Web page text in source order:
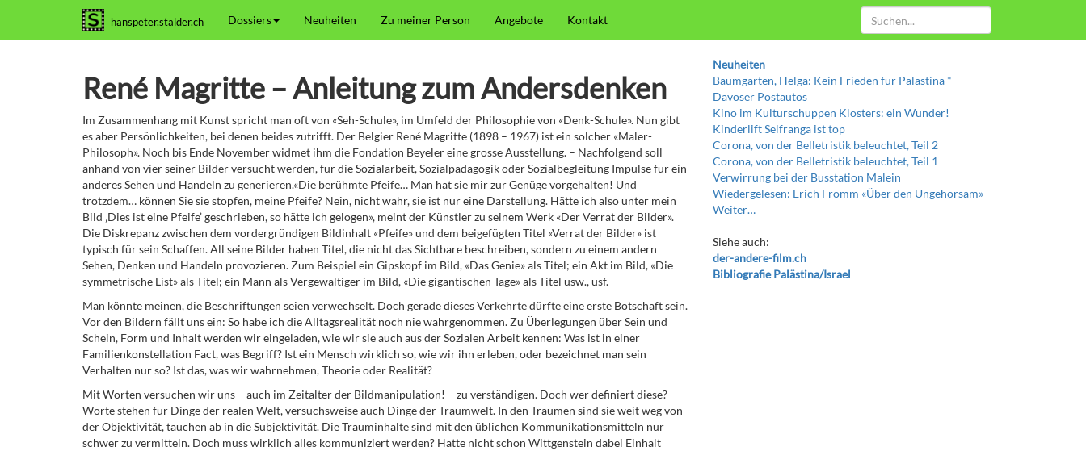
hanspeter.stalder.ch Dossiers Neuheiten Zu meiner Person Angebote Kontakt
René Magritte – Anleitung zum Andersdenken
Im Zusammenhang mit Kunst spricht man oft von «Seh-Schule», im Umfeld der Philosophie von «Denk-Schule». Nun gibt
es aber Persönlichkeiten, bei denen beides zutrifft. Der Belgier René Magritte (1898 – 1967) ist ein solcher «Maler-
Philosoph». Noch bis Ende November widmet ihm die Fondation Beyeler eine grosse Ausstellung. – Nachfolgend soll
anhand von vier seiner Bilder versucht werden, für die Sozialarbeit, Sozialpädagogik oder Sozialbegleitung Impulse für ein
anderes Sehen und Handeln zu generieren.«Die berühmte Pfeife… Man hat sie mir zur Genüge vorgehalten! Und
trotzdem… können Sie sie stopfen, meine Pfeife? Nein, nicht wahr, sie ist nur eine Darstellung. Hätte ich also unter mein
Bild ‚Dies ist eine Pfeife’ geschrieben, so hätte ich gelogen», meint der Künstler zu seinem Werk «Der Verrat der Bilder».
Die Diskrepanz zwischen dem vordergründigen Bildinhalt «Pfeife» und dem beigefügten Titel «Verrat der Bilder» ist
typisch für sein Schaffen. All seine Bilder haben Titel, die nicht das Sichtbare beschreiben, sondern zu einem andern
Sehen, Denken und Handeln provozieren. Zum Beispiel ein Gipskopf im Bild, «Das Genie» als Titel; ein Akt im Bild, «Die
symmetrische List» als Titel; ein Mann als Vergewaltiger im Bild, «Die gigantischen Tage» als Titel usw., usf.
Man könnte meinen, die Beschriftungen seien verwechselt. Doch gerade dieses Verkehrte dürfte eine erste Botschaft sein.
Vor den Bildern fällt uns ein: So habe ich die Alltagsrealität noch nie wahrgenommen. Zu Überlegungen über Sein und
Schein, Form und Inhalt werden wir eingeladen, wie wir sie auch aus der Sozialen Arbeit kennen: Was ist in einer
Familienkonstellation Fact, was Begriff? Ist ein Mensch wirklich so, wie wir ihn erleben, oder bezeichnet man sein
Verhalten nur so? Ist das, was wir wahrnehmen, Theorie oder Realität?
Mit Worten versuchen wir uns – auch im Zeitalter der Bildmanipulation! – zu verständigen. Doch wer definiert diese?
Worte stehen für Dinge der realen Welt, versuchsweise auch Dinge der Traumwelt. In den Träumen sind sie weit weg von
der Objektivität, tauchen ab in die Subjektivität. Die Trauminhalte sind mit den üblichen Kommunikationsmitteln nur
schwer zu vermitteln. Doch muss wirklich alles kommuniziert werden? Hatte nicht schon Wittgenstein dabei Einhalt
Neuheiten
Baumgarten, Helga: Kein Frieden für Palästina *
Davoser Postautos
Kino im Kulturschuppen Klosters: ein Wunder!
Kinderlift Selfranga ist top
Corona, von der Belletristik beleuchtet, Teil 2
Corona, von der Belletristik beleuchtet, Teil 1
Verwirrung bei der Busstation Malein
Wiedergelesen: Erich Fromm «Über den Ungehorsam»
Weiter…
Siehe auch:
der-andere-film.ch
Bibliografie Palästina/Israel